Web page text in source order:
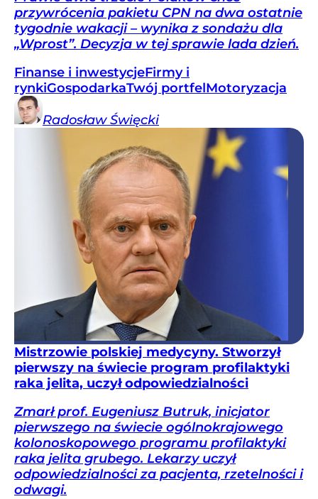
przywrócenia pakietu CPN na dwa ostatnie
tygodnie wakacji – wynika z sondażu dla
„Wprost”. Decyzja w tej sprawie lada dzień.
Finanse i inwestycjeFirmy i
rynkiGospodarkaTwój portfelMotoryzacja
Radosław Święcki
Mistrzowie polskiej medycyny. Stworzył
pierwszy na świecie program profilaktyki
raka jelita, uczył odpowiedzialności
Zmarł prof. Eugeniusz Butruk, inicjator
pierwszego na świecie ogólnokrajowego
kolonoskopowego programu profilaktyki
raka jelita grubego. Lekarzy uczył
odpowiedzialności za pacjenta, rzetelności i
odwagi.